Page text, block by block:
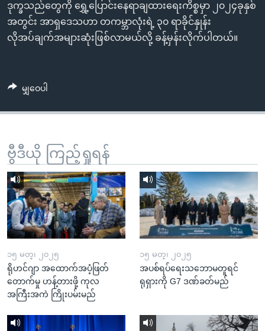
ကျော်
ကြည့်
ရန်
နေရာ
ဒုက္ခသည်တွေကို ရွှေ့ပြောင်းနေရာချထားရေးကိစ္စမှာ ၂၀၂၄ခုနှစ်
အတွင်း အာရှဒေသဟာ တကမ္ဘာလုံးရဲ့ ၃၀ ရာခိုင်နှုန်း
လိုအပ်ချက်အများဆုံးဖြစ်လာမယ်လို့ ခန့်မှန်းလိုက်ပါတယ်။
မျှဝေပါ
ဗွီဒီယို ကြည့်ရှုရန်
၁၅ မတ္၊ ၂၀၂၅
ရိုဟင်ဂျာ အထောက်အပံ့ဖြတ်
တောက်မှု ဟန့်တားဖို့ ကုလ
အကြီးအကဲ ကြိုးပမ်းမည်
၁၅ မတ္၊ ၂၀၂၅
အပစ်ရပ်ရေးသဘောမတူရင်
ရုရှားကို G7 ဒဏ်ခတ်မည်